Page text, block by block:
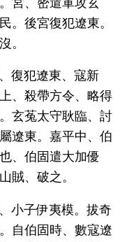
。後宮復犯遼東。
。
復犯遼東、寇新
、殺帶方令、略得
玄菟太守耿臨、討
遼東。嘉平中、伯
、伯固遣大加優
賊、破之。
小子伊夷模。拔奇
自伯固時、數寇遼